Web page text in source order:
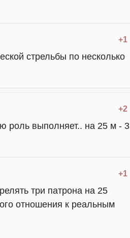
+1
стрельбы по несколько
+2
роль выполняет.. на 25 м - 3
+1
три патрона на 25
отношения к реальным